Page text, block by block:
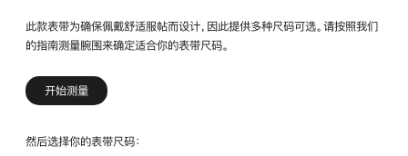
此款表带为确保佩戴舒适服帖而设计，因此提供多种尺码可选。请按照我们
的指南测量腕围来确定适合你的表带尺码。
开始测量
然后选择你的表带尺码：